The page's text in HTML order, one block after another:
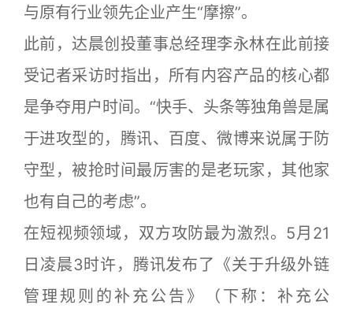
与原有行业领先企业产生“摩擦”。
此前，达晨创投董事总经理李永林在此前接
受记者采访时指出，所有内容产品的核心都
是争夺用户时间。“快手、头条等独角兽是属
于进攻型的，腾讯、百度、微博来说属于防
守型，被抢时间最厉害的是老玩家，其他家
也有自己的考虑”。
在短视频领域，双方攻防最为激烈。5月21
日凌晨3时许，腾讯发布了《关于升级外链
管理规则的补充公告》（下称：补充公